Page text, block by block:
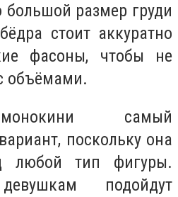
большой размер груди
стоит аккуратно
фасоны, чтобы не
объёмами.
самый
поскольку она
любой тип фигуры.
подойдут